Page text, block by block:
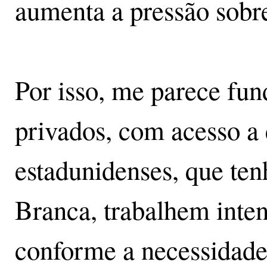
aumenta a pressão
Por isso, me parece
privados, com acesso
estadunidenses, que
Branca, trabalhem
conforme a